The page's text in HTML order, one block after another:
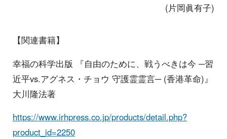
(片岡眞有子)
【関連書籍】
幸福の科学出版 『自由のために、戦うべきは今 ─習
近平vs.アグネス・チョウ 守護霊霊言─ (香港革命)』
大川隆法著
https://www.irhpress.co.jp/products/detail.php?
product_id=2250